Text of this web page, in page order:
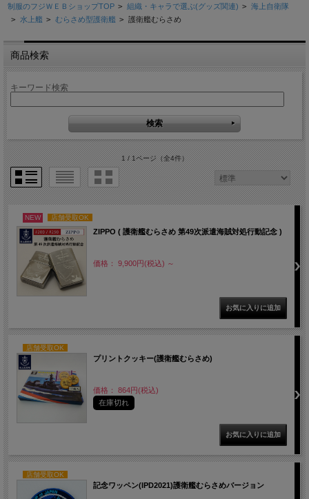
制服のフジＷＥＢショップTOP > 組織・キャラで選ぶ(グッズ関連) > 海上自衛隊
> 水上艦 > むらさめ型護衛艦 > 護衛艦むらさめ
商品検索
キーワード検索
1 / 1ページ（全4件）
NEW 店舗受取OK
ZIPPO ( 護衛艦むらさめ 第49次派遣海賊対処行動記念 )
価格： 9,900円(税込) ～
店舗受取OK
プリントクッキー(護衛艦むらさめ)
価格： 864円(税込)
在庫切れ
店舗受取OK
記念ワッペン(IPD2021)護衛艦むらさめバージョン